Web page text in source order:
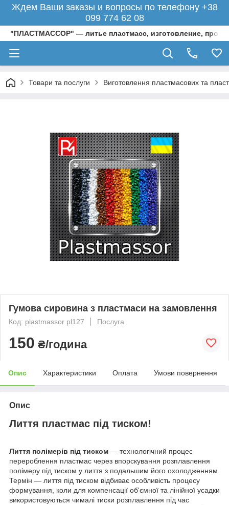
Ждем Ваши заказы и вопросы по телефону +38
099 774 62 08
"ПЛАСТМАССОР" — литье пластмасс, изготовление,
Товари та послуги Виготовлення пластмасових та
Гумова сировина з пластмаси на замовлення
Код: plastmassor pl127 Послуга
150 ₴/година
Опис Характеристики Оплата Умови повернення
Опис
Лиття пластмас під тиском!
Лиття полімерів під тиском — технологічний процес
перероблення пластмас через впорскування розплавлення
полімеру під тиском у лиття з подальшим його охолодженням.
Термін — лиття під тиском відбиває особливість процесу
формування, коли для компенсації об'ємної та лінійної усадки
використовуються чималі тиски розплавлення під час